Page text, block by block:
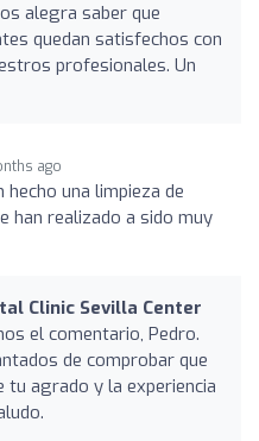
alegra saber que
quedan satisfechos con
profesionales. Un
ago
hecho una limpieza de
han realizado a sido muy
Clinic Sevilla Center
el comentario, Pedro.
de comprobar que
agrado y la experiencia